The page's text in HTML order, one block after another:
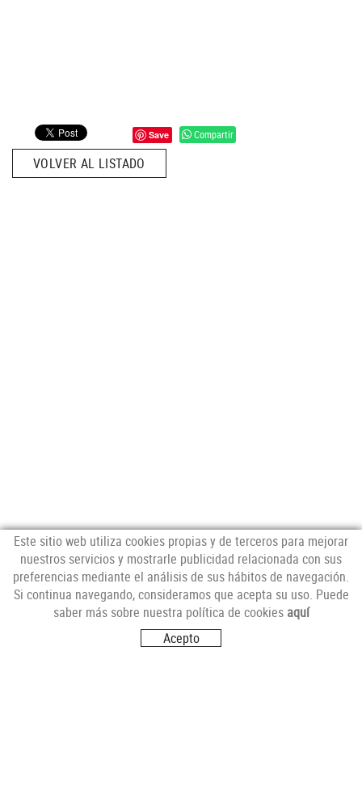
Save Compartir
VOLVER AL LISTADO
NEWSLETTER
Este sitio web utiliza cookies propias y de terceros para mejorar
nuestros servicios y mostrarle publicidad relacionada con sus
preferencias mediante el análisis de sus hábitos de navegación.
Si continua navegando, consideramos que acepta su uso. Puede
saber más sobre nuestra política de cookies aquí
Acepto